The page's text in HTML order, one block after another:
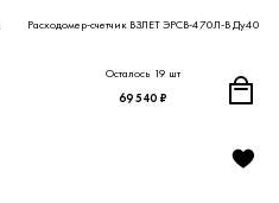
Расходомер-счетчик ВЗЛЕТ ЭРСВ-470Л-В Ду40
Осталось 19 шт
69 540 ₽